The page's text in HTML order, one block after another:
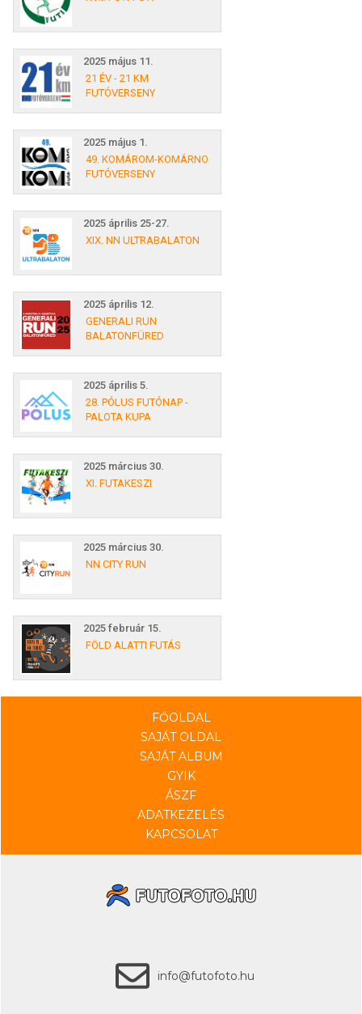
2025 május 11.
21 ÉV - 21 KM
FUTÓVERSENY
2025 május 1.
49. KOMÁROM-KOMÁRNO
FUTÓVERSENY
2025 április 25-27.
XIX. NN ULTRABALATON
2025 április 12.
GENERALI RUN
BALATONFÜRED
2025 április 5.
28. PÓLUS FUTÓNAP -
PALOTA KUPA
2025 március 30.
XI. FUTAKESZI
2025 március 30.
NN CITY RUN
2025 február 15.
FÖLD ALATTI FUTÁS
FŐOLDAL
SAJÁT OLDAL
SAJÁT ALBUM
GYIK
ÁSZF
ADATKEZELÉS
KAPCSOLAT
info@futofoto.hu